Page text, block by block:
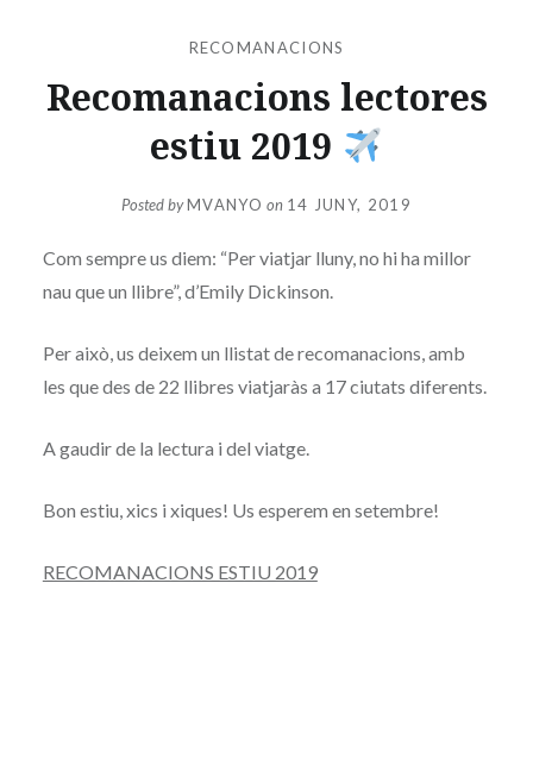
RECOMANACIONS
Recomanacions lectores
estiu 2019
Posted byMVANYO on 14 JUNY, 2019
Com sempre us diem: “Per viatjar lluny, no hi ha millor
nau que un llibre”, d’Emily Dickinson.
Per això, us deixem un llistat de recomanacions, amb
les que des de 22 llibres viatjaràs a 17 ciutats diferents.
A gaudir de la lectura i del viatge.
Bon estiu, xics i xiques! Us esperem en setembre!
RECOMANACIONS ESTIU 2019